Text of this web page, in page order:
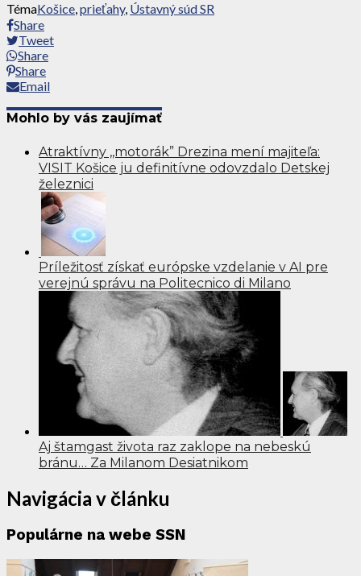
TémaKošice,prieťahy, Ústavný súd SR
Share
Tweet
Share
Share
Email
Mohlo by vás zaujímať
Atraktívny ,,motorák” Drezina mení majiteľa:
VISIT Košice ju definitívne odovzdalo Detskej
železnici
Príležitosť získať európske vzdelanie v AI pre
verejnú správu na Politecnico di Milano
Aj štamgast života raz zaklope na nebeskú
bránu… Za Milanom Desiatnikom
Navigácia v článku
Populárne na webe SSN